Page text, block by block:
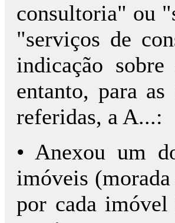
consultoria" ou
"serviços de
indicação
entanto, para
referidas, a A...:
• Anexou um
imóveis
por cada imóvel